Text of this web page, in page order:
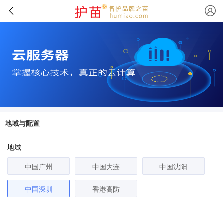
地域与配置
地域
中国广州
中国大连 中国沈阳
中国深圳 香港高防